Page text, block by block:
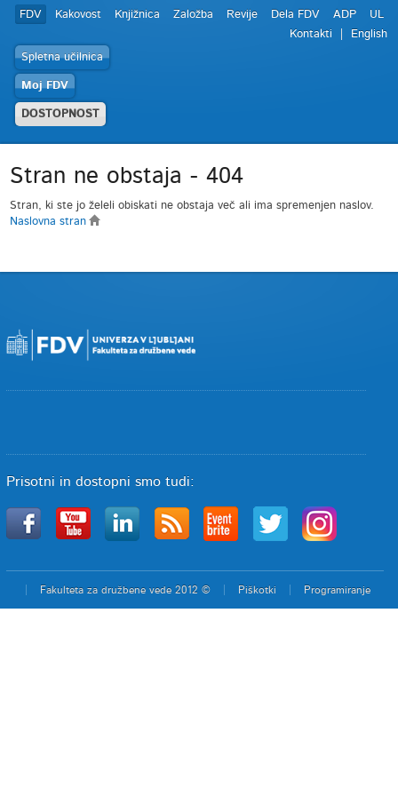
FDV Kakovost Knjižnica Založba Revije Dela FDV ADP
UL
Kontakti
English
Spletna učilnica
Moj FDV
DOSTOPNOST
Stran ne obstaja - 404
Stran, ki ste jo želeli obiskati ne obstaja več ali ima spremenjen naslov.
Naslovna stran
Prisotni in dostopni smo tudi:
Fakulteta za družbene vede 2012 © Piškotki Programiranje